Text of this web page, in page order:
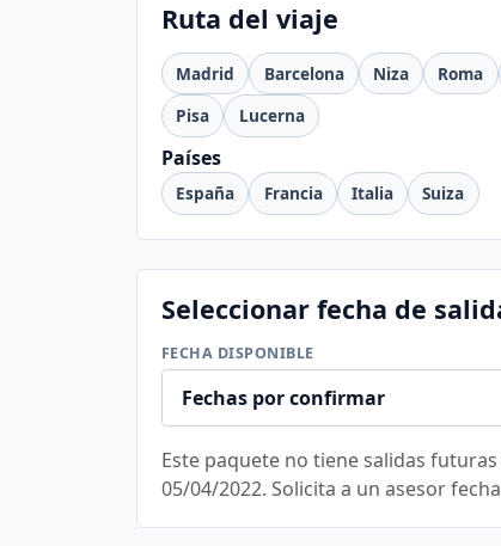
Ruta del viaje
Madrid Barcelona Niza Roma
Pisa
Lucerna
Países
España Francia Italia Suiza
Seleccionar fecha de
FECHA DISPONIBLE
Este paquete no tiene salidas
05/04/2022. Solicita a un asesor